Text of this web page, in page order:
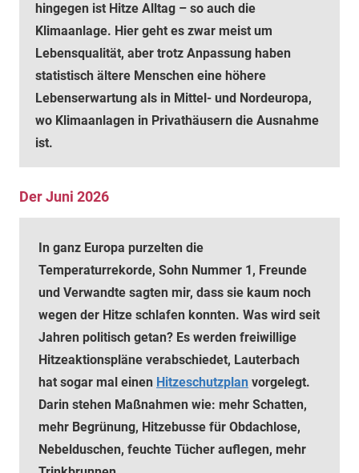
hingegen ist Hitze Alltag – so auch die
Klimaanlage. Hier geht es zwar meist um
Lebensqualität, aber trotz Anpassung haben
statistisch ältere Menschen eine höhere
Lebenserwartung als in Mittel- und Nordeuropa,
wo Klimaanlagen in Privathäusern die Ausnahme
ist.
Der Juni 2026
In ganz Europa purzelten die
Temperaturrekorde, Sohn Nummer 1, Freunde
und Verwandte sagten mir, dass sie kaum noch
wegen der Hitze schlafen konnten. Was wird seit
Jahren politisch getan? Es werden freiwillige
Hitzeaktionspläne verabschiedet, Lauterbach
hat sogar mal einen Hitzeschutzplan vorgelegt.
Darin stehen Maßnahmen wie: mehr Schatten,
mehr Begrünung, Hitzebusse für Obdachlose,
Nebelduschen, feuchte Tücher auflegen, mehr